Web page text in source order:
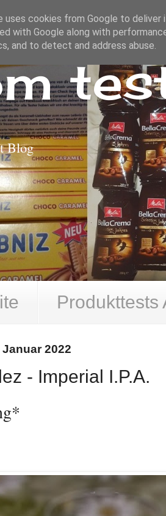
Blog
Produkttests
2022
- Imperial I.P.A.
uses cookies from Google to deliver
with Google along with
and to detect and address abuse.